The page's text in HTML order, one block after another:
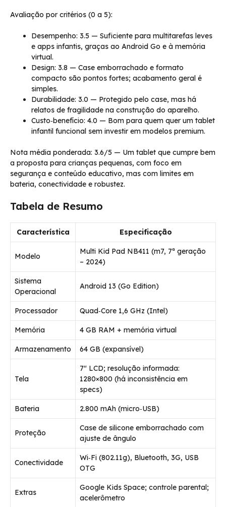
Avaliação por critérios (0 a 5):
Desempenho: 3.5 — Suficiente para multitarefas leves
e apps infantis, graças ao Android Go e à memória
virtual.
Design: 3.8 — Case emborrachado e formato
compacto são pontos fortes; acabamento geral é
simples.
Durabilidade: 3.0 — Protegido pelo case, mas há
relatos de fragilidade na construção do aparelho.
Custo‑benefício: 4.0 — Bom para quem quer um tablet
infantil funcional sem investir em modelos premium.
Nota média ponderada: 3.6/5 — Um tablet que cumpre bem
a proposta para crianças pequenas, com foco em
segurança e conteúdo educativo, mas com limites em
bateria, conectividade e robustez.
Tabela de Resumo
Característica Especificação
Modelo
Multi Kid Pad NB411 (m7, 7ª geração
– 2024)
Sistema
Operacional
Android 13 (Go Edition)
Processador Quad‑Core 1,6 GHz (Intel)
Memória 4 GB RAM + memória virtual
Armazenamento 64 GB (expansível)
Tela
7″ LCD; resolução informada:
1280×800 (há inconsistência em
specs)
Bateria 2.800 mAh (micro‑USB)
Proteção
Case de silicone emborrachado com
ajuste de ângulo
Conectividade
Wi‑Fi (802.11g), Bluetooth, 3G, USB
OTG
Extras
Google Kids Space; controle parental;
acelerômetro